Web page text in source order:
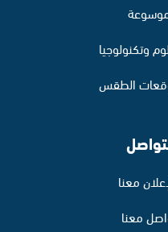
وتكنولوجيا
الطقس
معنا
معنا